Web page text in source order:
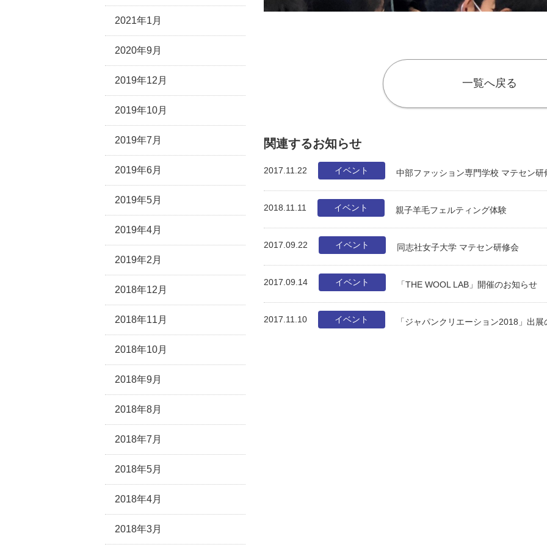
一覧へ戻る
関連するお知らせ
2017.11.22 イベント 中部ファッション専門学校 マテセン研
2018.11.11 イベント 親子羊毛フェルティング体験
2017.09.22 イベント 同志社女子大学 マテセン研修会
2017.09.14 イベント 「THE WOOL LAB」開催のお知らせ
2017.11.10 イベント 「ジャパンクリエーション2018」出
2021年1月
2020年9月
2019年12月
2019年10月
2019年7月
2019年6月
2019年5月
2019年4月
2019年2月
2018年12月
2018年11月
2018年10月
2018年9月
2018年8月
2018年7月
2018年5月
2018年4月
2018年3月